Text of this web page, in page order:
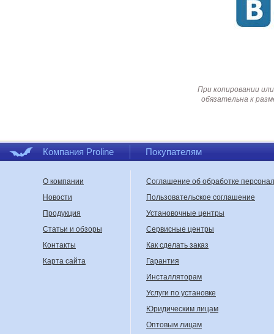
При копировании
обязательна к
Компания Proline Покупателям
О компании
Новости
Продукция
Статьи и обзоры
Контакты
Карта сайта
Соглашение об обработке
Пользовательское соглашение
Установочные центры
Сервисные центры
Как сделать заказ
Гарантия
Инсталляторам
Услуги по установке
Юридическим лицам
Оптовым лицам